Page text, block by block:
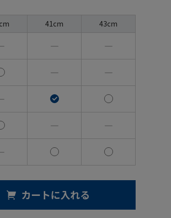
41cm 43cm
― ―
― ―
― ―
カートに入れる